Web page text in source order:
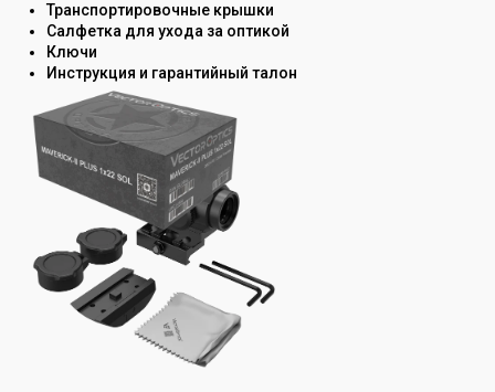
Транспортировочные крышки
Салфетка для ухода за оптикой
Ключи
Инструкция и гарантийный талон